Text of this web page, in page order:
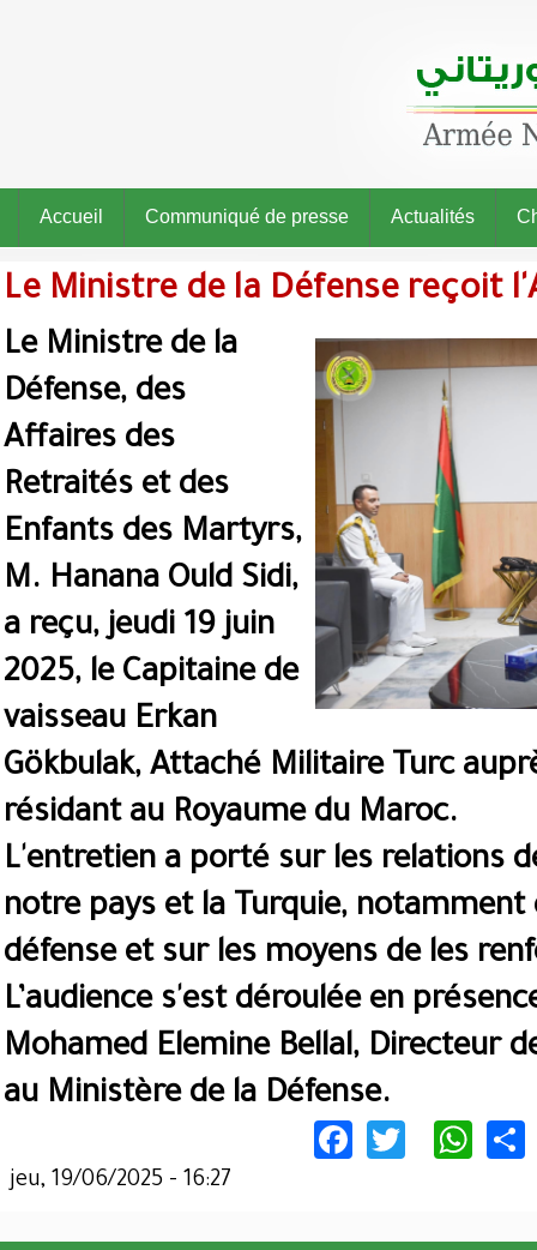
Accueil Communiqué de presse Actualités
Le Ministre de la Défense reçoit
Le Ministre de la
Défense, des
Affaires des
Retraités et des
Enfants des Martyrs,
M. Hanana Ould Sidi,
a reçu, jeudi 19 juin
2025, le Capitaine de
vaisseau Erkan
Gökbulak, Attaché Militaire Turc
résidant au Royaume du Maroc.
L'entretien a porté sur les relations
notre pays et la Turquie, notamment
défense et sur les moyens de les
L’audience s'est déroulée en
Mohamed Elemine Bellal, Directeur
au Ministère de la Défense.
Facebook
Twitter
jeu, 19/06/2025 - 16:27